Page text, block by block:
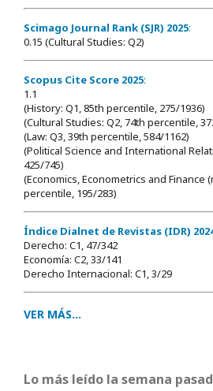
Scimago Journal Rank (SJR) 2025:
0.15 (Cultural Studies: Q2)
Scopus Cite Score 2025:
1.1
(History: Q1, 85th percentile, 275/1936)
(Cultural Studies: Q2, 74th percentile,
(Law: Q3, 39th percentile, 584/1162)
(Political Science and International
425/745)
(Economics, Econometrics and Finance
percentile, 195/283)
Índice Dialnet de Revistas (IDR)
Derecho: C1, 47/342
Economía: C2, 33/141
Derecho Internacional: C1, 3/29
VER MÁS...
Lo más leído la semana